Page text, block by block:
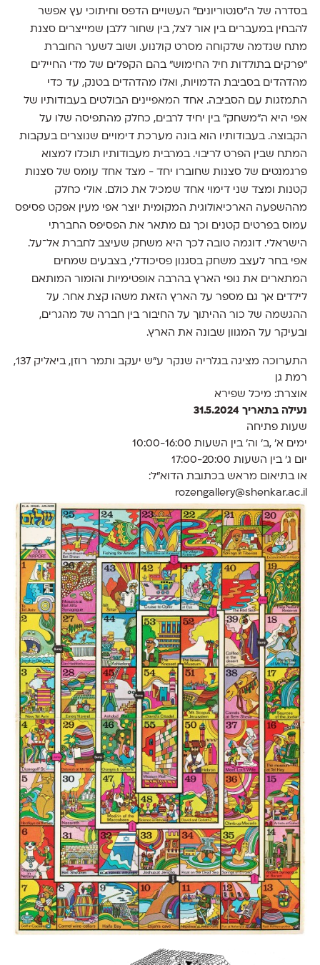
בסדרה של ה"סנטוריונים" העשויים הדפס וחיתוכי עץ אפשר
להבחין במעברים בין אור לצל, בין שחור ללבן שמייצרים סצנת
מתח שנדמה שלקוחה מסרט קולנוע. ושוב לשער החוברת
"פרקים בתולדות חיל החימוש" בהם הקפלים של מדי החיילים
מהדהדים בסביבת הדמויות, ואלו מהדהדים בטנק, עד כדי
התמזגות עם הסביבה. אחד המאפיינים הבולטים בעבודותיו של
אפי היא ה"משחק" בין יחיד לרבים, כחלק מהתפיסה שלו על
הקבוצה. בעבודותיו הוא בונה מערכת דימויים שנוצרים בעקבות
המתח שבין הפרט לריבוי. במרבית מעבודותיו תוכלו למצוא
פרגמנטים של סצנות שחוברו יחד - מצד אחד עומס של סצנות
קטנות ומצד שני דימוי אחד שמכיל את כולם. אולי כחלק
מההשפעה הארכיאולוגית המקומית יוצר אפי מעין אפקט פסיפס
עמוס בפרטים קטנים וכך גם מתאר את הפסיפס החברתי
הישראלי. דוגמה טובה לכך היא משחק שעיצב לחברת אל־על.
אפי בחר לעצב משחק בסגנון פסיכודלי, בצבעים שמחים
המתארים את נופי הארץ בהרבה אופטימיות והומור המותאם
לילדים אך גם מספר על הארץ הזאת משהו קצת אחר. על
ההגשמה של כור ההיתוך על החיבור בין חברה של מהגרים,
ובעיקר על המגוון שבונה את הארץ.
התערוכה מציגה בגלריה שנקר ע"ש יעקב ותמר רוזן, ביאליק 137,
רמת גן
אוצרת: מיכל שפירא
נעילה בתאריך 31.5.2024
שעות פתיחה
ימים א' ,ב' וה' בין השעות 10:00-16:00
יום ג' בין השעות 17:00-20:00
או בתיאום מראש בכתובת הדוא"ל:
rozengallery@shenkar.ac.il